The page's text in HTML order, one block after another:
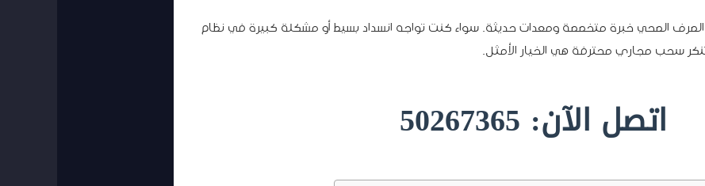
الصحي خبرة متخصصة ومعدات حديثة. سواء كنت تواجه انسداد بسيط أو مشكلة كبيرة في نظام
سحب مجاري محترفة هي الخيار الأمثل.
اتصل الآن: 50267365